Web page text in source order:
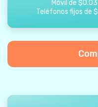
Móvil de $
Teléfonos fijos de $